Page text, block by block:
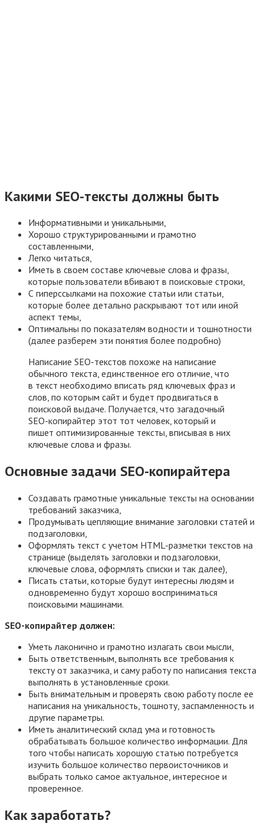
Какими SEO-тексты должны быть
Информативными и уникальными,
Хорошо структурированными и грамотно
составленными,
Легко читаться,
Иметь в своем составе ключевые слова и фразы,
которые пользователи вбивают в поисковые строки,
С гиперссылками на похожие статьи или статьи,
которые более детально раскрывают тот или иной
аспект темы,
Оптимальны по показателям водности и тошнотности
(далее разберем эти понятия более подробно)
Написание SEO-текстов похоже на написание
обычного текста, единственное его отличие, что
в текст необходимо вписать ряд ключевых фраз и
слов, по которым сайт и будет продвигаться в
поисковой выдаче. Получается, что загадочный
SEO-копирайтер этот тот человек, который и
пишет оптимизированные тексты, вписывая в них
ключевые слова и фразы.
Основные задачи SEO-копирайтера
Создавать грамотные уникальные тексты на основании
требований заказчика,
Продумывать цепляющие внимание заголовки статей и
подзаголовки,
Оформлять текст с учетом HTML-разметки текстов на
странице (выделять заголовки и подзаголовки,
ключевые слова, оформлять списки и так далее),
Писать статьи, которые будут интересны людям и
одновременно будут хорошо восприниматься
поисковыми машинами.
SEO-копирайтер должен:
Уметь лаконично и грамотно излагать свои мысли,
Быть ответственным, выполнять все требования к
тексту от заказчика, и саму работу по написания текста
выполнять в установленные сроки.
Быть внимательным и проверять свою работу после ее
написания на уникальность, тошноту, заспамленность и
другие параметры.
Иметь аналитический склад ума и готовность
обрабатывать большое количество информации. Для
того чтобы написать хорошую статью потребуется
изучить большое количество первоисточников и
выбрать только самое актуальное, интересное и
проверенное.
Как заработать?